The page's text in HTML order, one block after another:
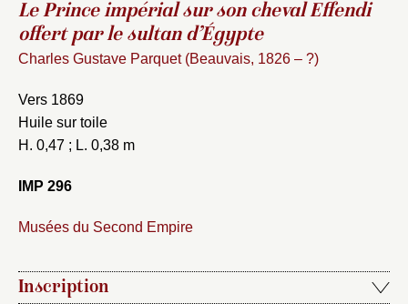
Le Prince impérial sur son cheval Effendi
offert par le sultan d’Égypte
Charles Gustave Parquet (Beauvais, 1826 – ?)
Vers 1869
Huile sur toile
H. 0,47 ; L. 0,38 m
IMP 296
Musées du Second Empire
Inscription